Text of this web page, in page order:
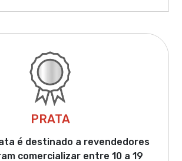
PRATA
é destinado a revendedores
comercializar entre 10 a 19